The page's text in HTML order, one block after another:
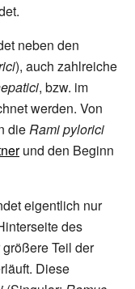
neben den
), auch zahlreiche
, bzw. im
werden. Von
dieRami pylorici
und den Beginn
eigentlich nur
des
Teil der
Diese